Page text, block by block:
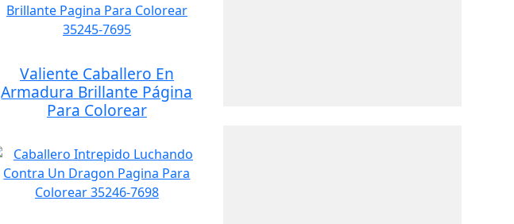
Valiente Caballero En
Armadura Brillante Página
Para Colorear